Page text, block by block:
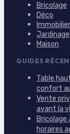
Bricolage
Déco
Immobilier
Jardinage
Maison
GUIDES
Table
confort
Vente
avant la
Bricolage
horaires